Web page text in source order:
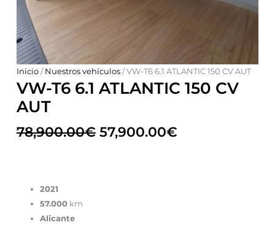
Inicio/ Nuestros vehículos/ VW-T6 6.1 ATLANTIC 150 CV AUT
VW-T6 6.1 ATLANTIC 150 CV
AUT
78,900.00€ 57,900.00€
2021
57.000 km
Alicante